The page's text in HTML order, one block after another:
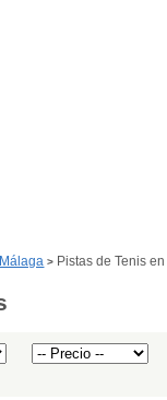
> Pistas de Tenis en